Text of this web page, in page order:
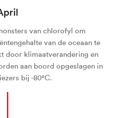
van chlorofyl om
van de oceaan te
door klimaatverandering en
aan boord opgeslagen in
bij -80°C.